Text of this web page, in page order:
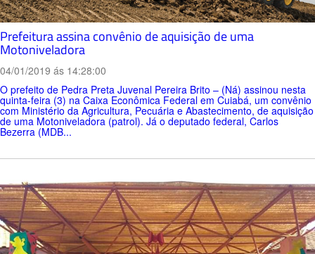
Prefeitura assina convênio de aquisição de uma
Motoniveladora
04/01/2019 ás 14:28:00
O prefeito de Pedra Preta Juvenal Pereira Brito – (Ná) assinou nesta
quinta-feira (3) na Caixa Econômica Federal em Cuiabá, um convênio
com Ministério da Agricultura, Pecuária e Abastecimento, de aquisição
de uma Motoniveladora (patrol). Já o deputado federal, Carlos
Bezerra (MDB...